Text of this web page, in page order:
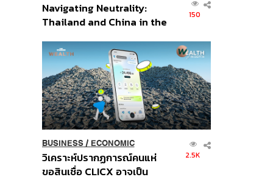
Navigating Neutrality:
Thailand and China in the
Order
150
BUSINESS/ ECONOMIC
วิเคราะห์ปรากฏการณ์คนแห่
ขอสินเชื่อ CLICX อาจเป็น
2.5K